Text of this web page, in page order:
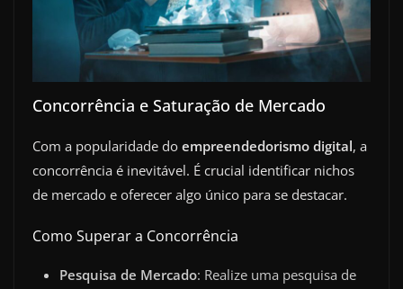
Concorrência e Saturação de Mercado
Com a popularidade do empreendedorismo digital, a
concorrência é inevitável. É crucial identificar nichos
de mercado e oferecer algo único para se destacar.
Como Superar a Concorrência
Pesquisa de Mercado: Realize uma pesquisa de